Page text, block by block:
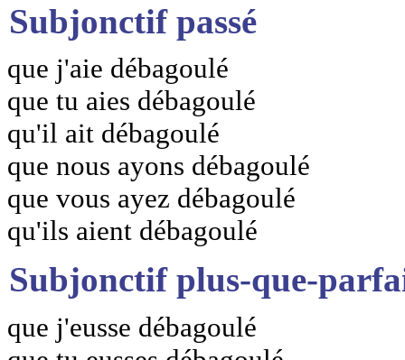
Subjonctif passé
que j'aie débagoulé
que tu aies débagoulé
qu'il ait débagoulé
que nous ayons débagoulé
que vous ayez débagoulé
qu'ils aient débagoulé
Subjonctif plus-que-
que j'eusse débagoulé